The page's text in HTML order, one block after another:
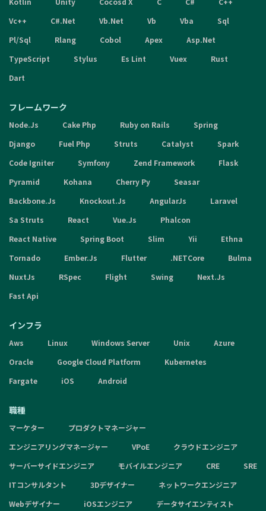
Vc++
C#.Net Vb.Net Vb Vba
Sql
Pl/Sql
Rlang Cobol Apex
Asp.Net
TypeScript
Stylus Es Lint Vuex
Rust
Dart
フレームワーク
Node.Js Cake Php Ruby on Rails
Spring
Django
Fuel Php Struts Catalyst
Spark
Code Igniter
Symfony Zend Framework
Flask
Pyramid
Kohana Cherry Py
Seasar
Backbone.Js
Knockout.Js AngularJs
Laravel
Sa Struts
React Vue.Js
Phalcon
React Native
Spring Boot Slim Yii
Ethna
Tornado
Ember.Js Flutter .NETCore
Bulma
NuxtJs
RSpec Flight Swing
Next.Js
Fast Api
インフラ
Aws Linux Windows Server Unix
Azure
Oracle
Google Cloud Platform
Kubernetes
Fargate
iOS Android
職種
マーケター
プロダクトマネージャー
エンジニアリングマネージャー
VPoE
クラウドエンジニア
サーバーサイドエンジニア
モバイルエンジニア CRE
SRE
ITコンサルタント
3Dデザイナー
ネットワークエンジニア
Webデザイナー
iOSエンジニア データサイエンティスト